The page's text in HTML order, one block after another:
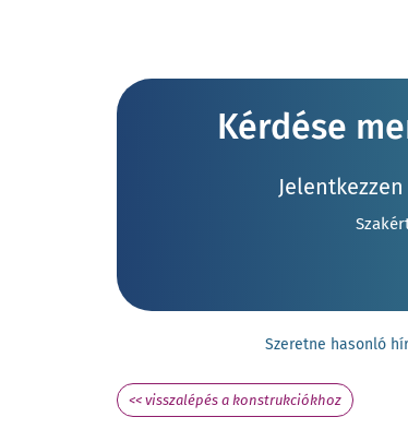
Kérdése
Szeretne hasonló
<< visszalépés a konstrukciókhoz